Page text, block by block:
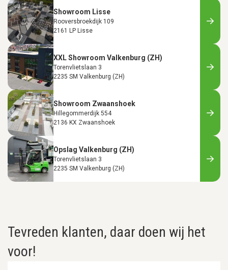
Showroom Lisse
Rooversbroekdijk 109
2161 LP Lisse
XXL Showroom Valkenburg (ZH)
Torenvlietslaan 3
2235 SM Valkenburg (ZH)
Showroom Zwaanshoek
Hillegommerdijk 554
2136 KX Zwaanshoek
Opslag Valkenburg (ZH)
Torenvlietslaan 3
2235 SM Valkenburg (ZH)
Tevreden klanten, daar doen wij het
voor!